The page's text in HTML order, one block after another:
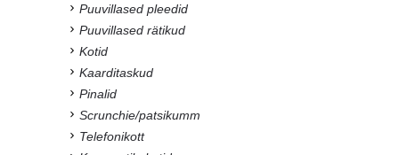
Puuvillased pleedid
Puuvillased rätikud
Kotid
Kaarditaskud
Pinalid
Scrunchie/patsikumm
Telefonikott